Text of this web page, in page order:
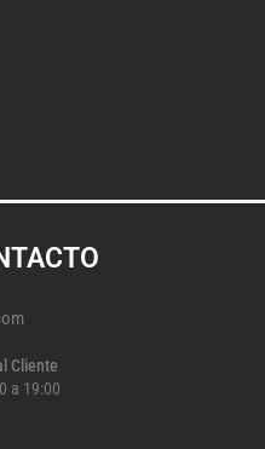
Cliente
a 19:00